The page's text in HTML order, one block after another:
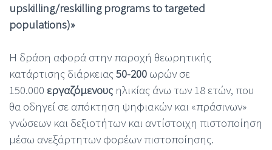
upskilling/reskilling programs to targeted
populations)»
H δράση αφορά στην παροχή θεωρητικής
κατάρτισης διάρκειας50-200 ωρών σε
150.000 εργαζόμενουςηλικίας άνω των 18 ετών, που
θα οδηγεί σε απόκτηση ψηφιακών και «πράσινων»
γνώσεων και δεξιοτήτων και αντίστοιχη πιστοποίηση
μέσω ανεξάρτητων φορέων πιστοποίησης.